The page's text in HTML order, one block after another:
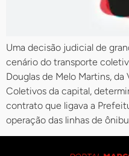
Uma decisão judicial de
cenário do transporte
Douglas de Melo Martins,
Coletivos da capital,
contrato que ligava a
operação das linhas de